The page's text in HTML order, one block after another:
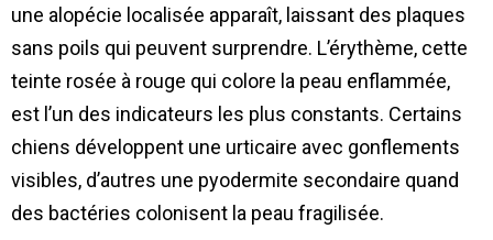
une alopécie localisée apparaît, laissant des plaques
sans poils qui peuvent surprendre. L’érythème, cette
teinte rosée à rouge qui colore la peau enflammée,
est l’un des indicateurs les plus constants. Certains
chiens développent une urticaire avec gonflements
visibles, d’autres une pyodermite secondaire quand
des bactéries colonisent la peau fragilisée.